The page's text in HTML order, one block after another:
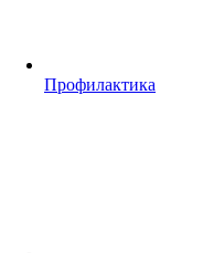
Профилактика